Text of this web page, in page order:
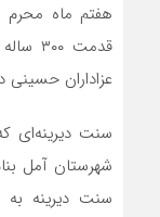
هفتم ماه محرم
قدمت
عزاداران
سنت دیرینه‌ای
شهرستان آمل
سنت دیرینه